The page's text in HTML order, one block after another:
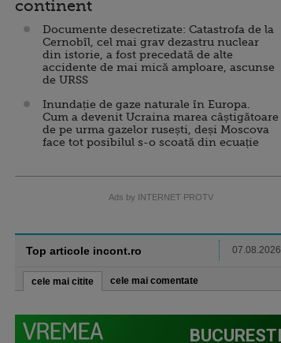
continent
Documente desecretizate: Catastrofa de la
Cernobîl, cel mai grav dezastru nuclear
din istorie, a fost precedată de alte
accidente de mai mică amploare, ascunse
de URSS
Inundație de gaze naturale în Europa.
Cum a devenit Ucraina marea câștigătoare
de pe urma gazelor rusești, deși Moscova
face tot posibilul s-o scoată din ecuație
Ads by INTERNET PROTV
Top articole incont.ro 07.08.2026
cele mai citite cele mai comentate